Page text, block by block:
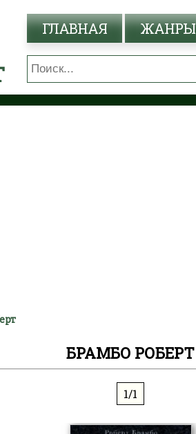
ГЛАВНАЯ ЖАНРЫ
БРАМБО РОБЕРТ
1/1